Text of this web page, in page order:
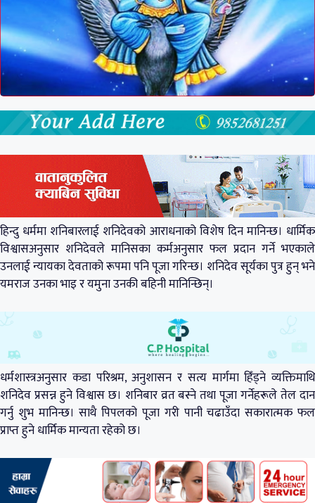
हिन्दु धर्ममा शनिबारलाई शनिदेवको आराधनाको विशेष दिन मानिन्छ। धार्मिक
विश्वासअनुसार शनिदेवले मानिसका कर्मअनुसार फल प्रदान गर्ने भएकाले
उनलाई न्यायका देवताको रूपमा पनि पूजा गरिन्छ। शनिदेव सूर्यका पुत्र हुन् भने
यमराज उनका भाइ र यमुना उनकी बहिनी मानिन्छिन्।
धर्मशास्त्रअनुसार कडा परिश्रम, अनुशासन र सत्य मार्गमा हिँड्ने व्यक्तिमाथि
शनिदेव प्रसन्न हुने विश्वास छ। शनिबार व्रत बस्ने तथा पूजा गर्नेहरूले तेल दान
गर्नु शुभ मानिन्छ। साथै पिपलको पूजा गरी पानी चढाउँदा सकारात्मक फल
प्राप्त हुने धार्मिक मान्यता रहेको छ।